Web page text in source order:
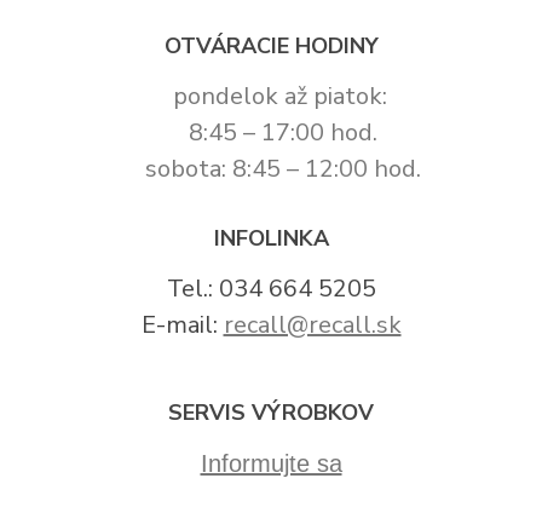
OTVÁRACIE HODINY
pondelok až piatok:
8:45 – 17:00 hod.
sobota: 8:45 – 12:00 hod.
INFOLINKA
Tel.: 034 664 5205
E-mail: recall@recall.sk
SERVIS VÝROBKOV
Informujte sa